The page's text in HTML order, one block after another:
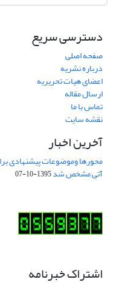
دسترسی سریع
صفحه اصلی
درباره نشریه
اعضای هیات تحریریه
ارسال مقاله
تماس با ما
نقشه سایت
آخرین اخبار
محورها وموضوعات پیشنهادی
آتی مشخص شد1395-10-07
اشتراک خبرنامه